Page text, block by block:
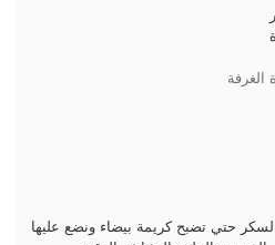
الغرفة
حتي تضبح كريمة بيضاء ونضع عليها